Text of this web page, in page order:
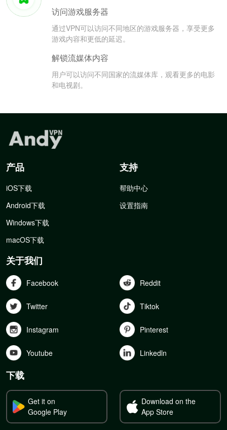
访问游戏服务器
通过VPN可以访问不同地区的游戏服务器，享受更多
游戏内容和更低的延迟。
解锁流媒体内容
用户可以访问不同国家的流媒体库，观看更多的电影
和电视剧。
产品
iOS下载
Android下载
Windows下载
macOS下载
支持
帮助中心
设置指南
关于我们
Facebook Reddit
Twitter Tiktok
Instagram Pinterest
Youtube Linkedln
下载
Get it on
Google Play
Download on the
App Store